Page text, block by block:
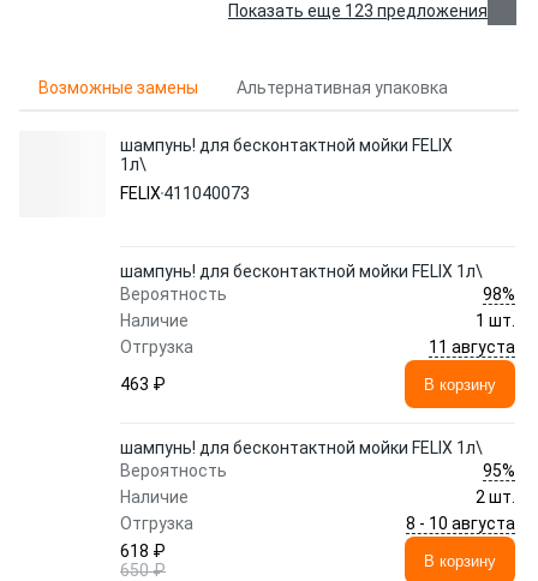
Показать еще 123 предложения
Возможные замены Альтернативная упаковка
шампунь! для бесконтактной мойки FELIX
1л\
FELIX 411040073
шампунь! для бесконтактной мойки FELIX 1л\
Вероятность
98%
Наличие
1 шт.
Отгрузка
11 августа
463 ₽
В корзину
шампунь! для бесконтактной мойки FELIX 1л\
Вероятность
95%
Наличие
2 шт.
Отгрузка
8 - 10 августа
618 ₽
650 ₽
В корзину